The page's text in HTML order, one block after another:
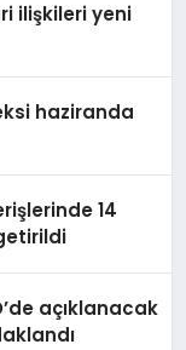
ilişkileri yeni
haziranda
14
açıklanacak